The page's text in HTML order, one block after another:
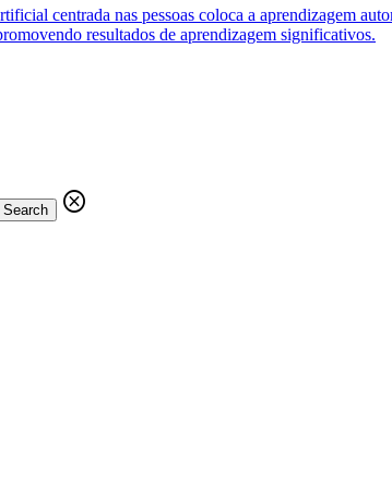
centrada nas pessoas coloca a aprendizagem
resultados de aprendizagem significativos.
Search
cancel